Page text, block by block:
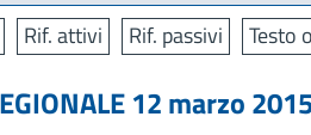
Rif. attivi Rif. passivi Testo
12 marzo